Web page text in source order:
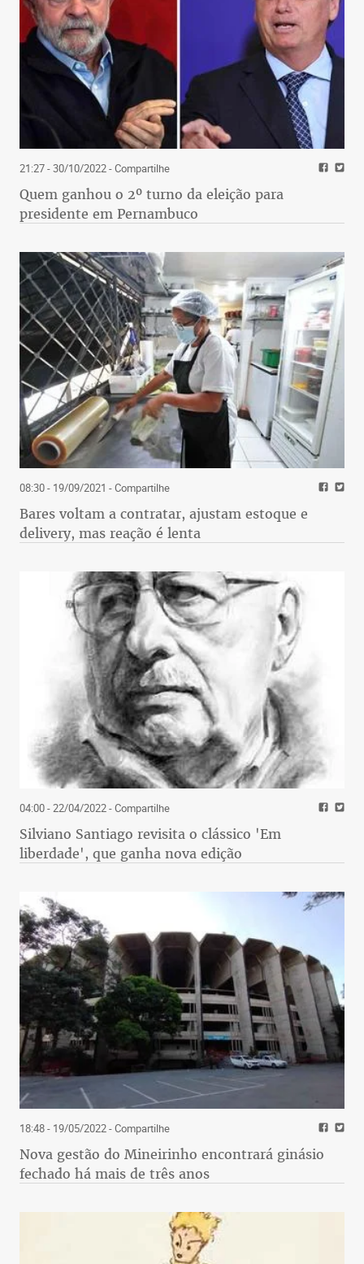
21:27 - 30/10/2022- Compartilhe
Quem ganhou o 2º turno da eleição para
presidente em Pernambuco
08:30 - 19/09/2021 - Compartilhe
Bares voltam a contratar, ajustam estoque e
delivery, mas reação é lenta
04:00 - 22/04/2022- Compartilhe
Silviano Santiago revisita o clássico 'Em
liberdade', que ganha nova edição
18:48 - 19/05/2022- Compartilhe
Nova gestão do Mineirinho encontrará ginásio
fechado há mais de três anos